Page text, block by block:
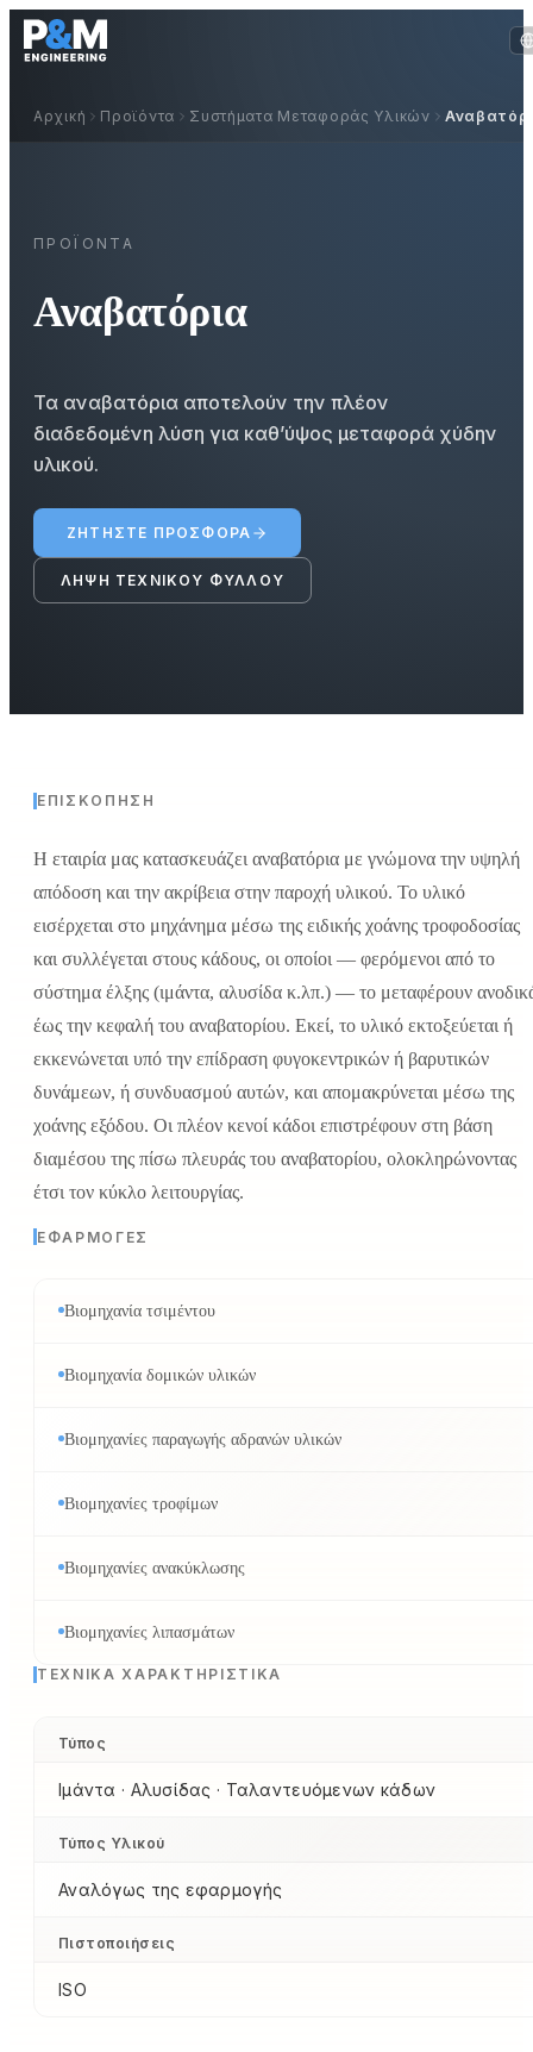
Αρχική Προϊόντα Συστήματα Μεταφοράς Υλικών
ΠΡΟΪΌΝΤΑ
Αναβατόρια
Τα αναβατόρια αποτελούν την πλέον
διαδεδομένη λύση για καθ’ύψος μεταφορά χύδην
υλικού.
ΖΗΤΉΣΤΕ ΠΡΟΣΦΟΡΆ
ΛΉΨΗ ΤΕΧΝΙΚΟΎ ΦΎΛΛΟΥ
ΕΠΙΣΚΌΠΗΣΗ
Η εταιρία μας κατασκευάζει αναβατόρια με γνώμονα την υψηλή
απόδοση και την ακρίβεια στην παροχή υλικού. Το υλικό
εισέρχεται στο μηχάνημα μέσω της ειδικής χοάνης τροφοδοσίας
και συλλέγεται στους κάδους, οι οποίοι — φερόμενοι από το
σύστημα έλξης (ιμάντα, αλυσίδα κ.λπ.) — το μεταφέρουν
έως την κεφαλή του αναβατορίου. Εκεί, το υλικό εκτοξεύεται ή
εκκενώνεται υπό την επίδραση φυγοκεντρικών ή βαρυτικών
δυνάμεων, ή συνδυασμού αυτών, και απομακρύνεται μέσω της
χοάνης εξόδου. Οι πλέον κενοί κάδοι επιστρέφουν στη βάση
διαμέσου της πίσω πλευράς του αναβατορίου, ολοκληρώνοντας
έτσι τον κύκλο λειτουργίας.
ΕΦΑΡΜΟΓΈΣ
Βιομηχανία τσιμέντου
Βιομηχανία δομικών υλικών
Βιομηχανίες παραγωγής αδρανών υλικών
Βιομηχανίες τροφίμων
Βιομηχανίες ανακύκλωσης
Βιομηχανίες λιπασμάτων
ΤΕΧΝΙΚΆ ΧΑΡΑΚΤΗΡΙΣΤΙΚΆ
Τύπος
Ιμάντα · Αλυσίδας · Ταλαντευόμενων κάδων
Τύπος Υλικού
Αναλόγως της εφαρμογής
Πιστοποιήσεις
ISO